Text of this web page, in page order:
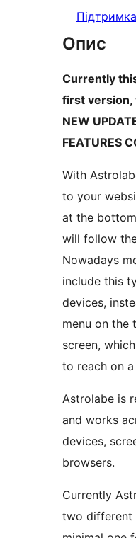
Підтримка
Опис
Currently
first version,
NEW
FEATURES
With
to your
at the
will follow
Nowadays
include this
devices,
menu on the
screen,
to reach on
Astrolabe is
and works
devices,
browsers.
Currently
two different